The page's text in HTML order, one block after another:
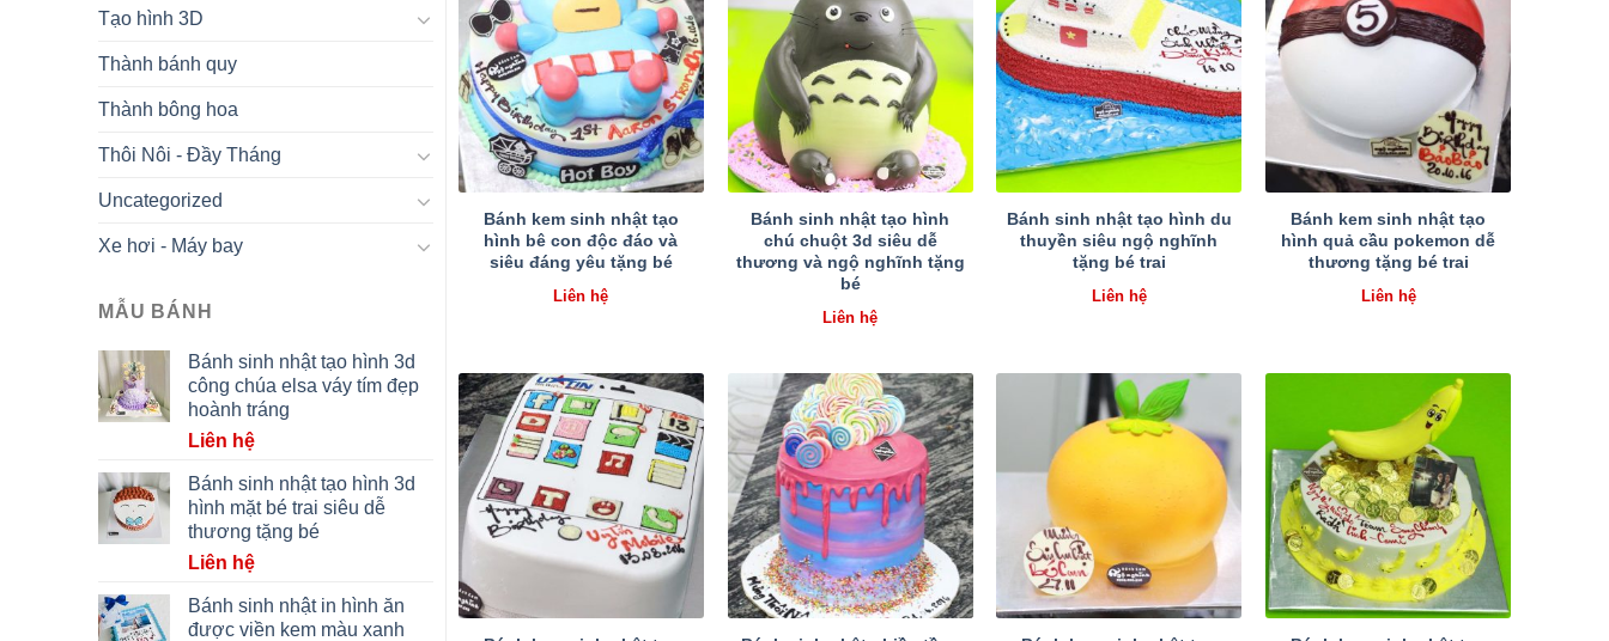
Tạo hình 3D
Thành bánh quy
Thành bông hoa
Thôi Nôi - Đầy Tháng
Uncategorized
Xe hơi - Máy bay
MẪU BÁNH
Bánh sinh nhật tạo hình 3d
công chúa elsa váy tím đẹp
hoành tráng
Liên hệ
Bánh sinh nhật tạo hình 3d
hình mặt bé trai siêu dễ
thương tặng bé
Liên hệ
Bánh sinh nhật in hình ăn
được viền kem màu xanh
Bánh kem sinh nhật tạo
hình bê con độc đáo và
siêu đáng yêu tặng bé
Liên hệ
Bánh sinh nhật tạo hình
chú chuột 3d siêu dễ
thương và ngộ nghĩnh tặng
bé
Liên hệ
Bánh sinh nhật tạo hình du
thuyền siêu ngộ nghĩnh
tặng bé trai
Liên hệ
Bánh kem sinh nhật tạo
hình quả cầu pokemon dễ
thương tặng bé trai
Liên hệ